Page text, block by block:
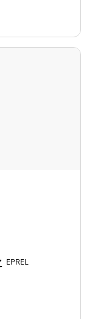
EPREL